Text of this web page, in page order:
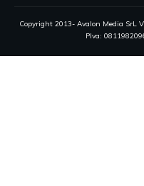
Copyright 2013- Avalon Media SrL
PIva: